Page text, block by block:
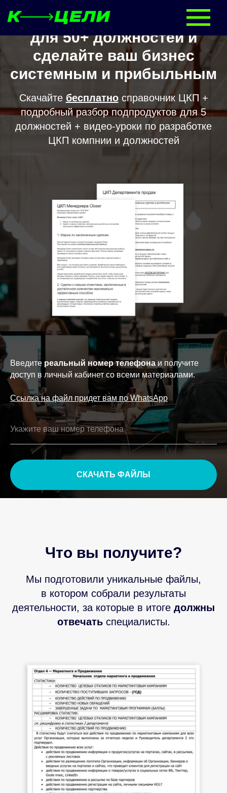
Скачайтесправочник ЦКП
для 50+ должностей и
сделайте ваш бизнес
системным и прибыльным
Скачайте бесплатно справочник ЦКП +
подробный разбор подпродуктов для 5
должностей + видео-уроки по разработке
ЦКП компнии и должностей
Введите реальный номер телефона и получите
доступ в личный кабинет со всеми материалами.
Ссылка на файл придет вам по WhatsApp
СКАЧАТЬ ФАЙЛЫ
Что вы получите?
Мы подготовили уникальные файлы,
в котором собрали результаты
деятельности, за которые в итоге должны
отвечатьспециалисты.